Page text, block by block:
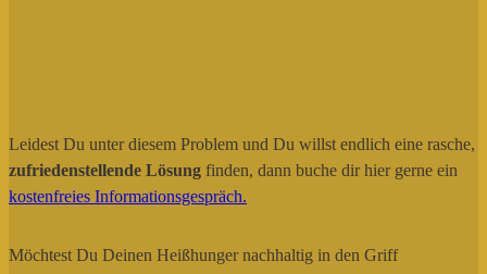
Leidest Du unter diesem Problem und Du willst endlich eine rasche,
zufriedenstellende Lösung finden, dann buche dir hier gerne ein
kostenfreies Informationsgespräch.
Möchtest Du Deinen Heißhunger nachhaltig in den Griff